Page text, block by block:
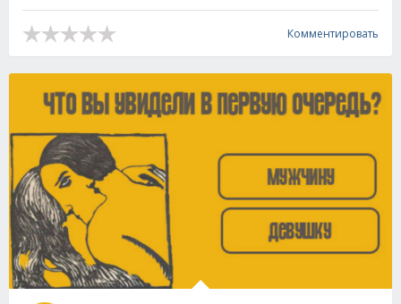
Комментировать